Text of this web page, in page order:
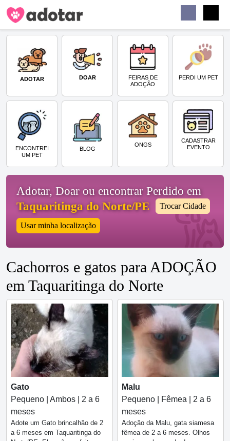
ADOTAR DOAR
FEIRAS DE
ADOÇÃO
PERDI UM PET
ENCONTREI
UM PET
BLOG
ONGS
CADASTRAR
EVENTO
Adotar, Doar ou encontrar Perdido em
Taquaritinga do Norte/PE
Trocar Cidade
Usar minha localização
Cachorros e gatos para ADOÇÃO
em Taquaritinga do Norte
Gato
Pequeno | Ambos | 2 a 6
meses
Adote um Gato brincalhão de 2
a 6 meses em Taquaritinga do
Malu
Pequeno | Fêmea | 2 a 6
meses
Adoção da Malu, gata siamesa
fêmea de 2 a 6 meses. Olhos